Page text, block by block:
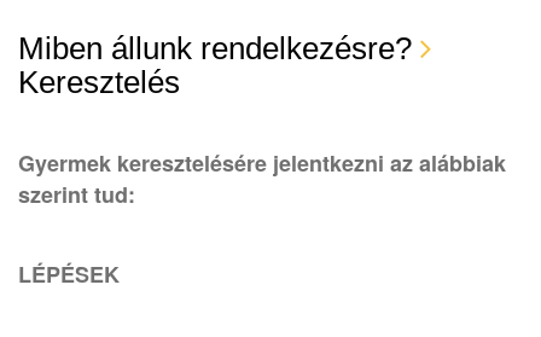
Miben állunk rendelkezésre?
Keresztelés
Gyermek keresztelésére jelentkezni az alábbiak
szerint tud:
LÉPÉSEK